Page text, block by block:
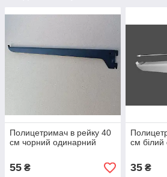
Полицетримач в рейку 40
см чорний одинарний
55 ₴
см
35₴